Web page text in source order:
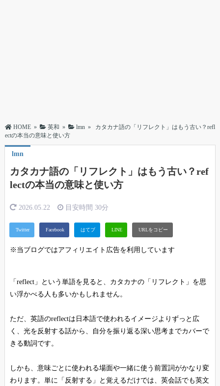
HOME » 英和 » lmn »
カタカナ語の「リフレクト」はもう古い？refl
ectの本当の意味と使い方
lmn
カタカナ語の「リフレクト」はもう古い？ref
lectの本当の意味と使い方
2026.05.22 目安時間 30分
※当ブログではアフィリエイト広告を利用しています
「reflect」という単語を見ると、カタカナの「リフレクト」を思
い浮かべる人も多いかもしれません。
ただ、英語のreflectは日本語で使われるイメージよりずっと広
く、光を反射する話から、自分を振り返る深い思考までカバーで
きる動詞です。
しかも、意味ごとに使われる場面や一緒に使う前置詞がかなり変
わります。単に「反射する」と覚えるだけでは、英会話でも英文